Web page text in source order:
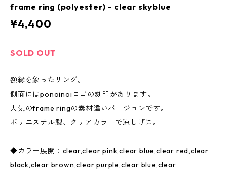
frame ring (polyester) - clear skyblue
¥4,400
SOLD OUT
額縁を象ったリング。
側面にはponoinoiロゴの刻印があります。
人気のframe ringの素材違いバージョンです。
ポリエステル製、クリアカラーで涼しげに。
◆カラー展開：clear,clear pink,clear blue,clear red,clear
black,clear brown,clear purple,clear blue,clear